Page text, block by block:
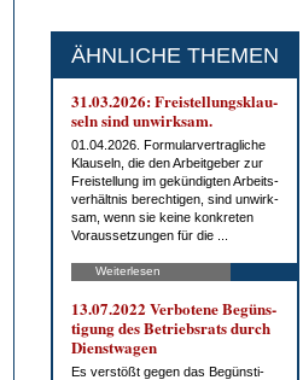
ÄHNLICHE THEMEN
31.03.2026: Frei­stel­lungs­klau­
seln sind un­wirk­sam.
01.04.2026. For­mu­lar­ver­trag­li­che
Klau­seln, die den Ar­beit­ge­ber zur
Frei­stel­lung im ge­kün­dig­ten Ar­beits­
ver­hält­nis be­rech­ti­gen, sind un­wirk­
sam, wenn sie kei­ne kon­kre­ten
Vor­aus­set­zun­gen für die ...
Weiterlesen
13.07.2022 Ver­bo­te­ne Be­güns­
ti­gung des Be­triebs­rats durch
Dienst­wa­gen
Es ver­stößt ge­gen das Be­güns­ti­